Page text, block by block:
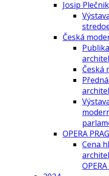
Josip
Česká
Česká
OPERA
Cena